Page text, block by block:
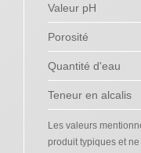
Valeur pH
Porosité
Quantité d'eau
Teneur en alcalis
Les valeurs
produit typiques et